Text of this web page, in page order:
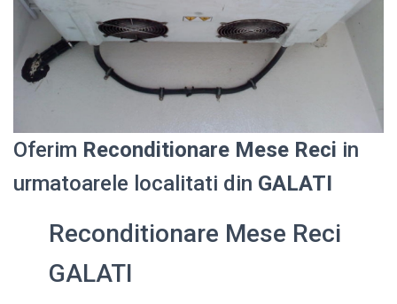
Oferim Reconditionare Mese Reci in
urmatoarele localitati din GALATI
Reconditionare Mese Reci
GALATI